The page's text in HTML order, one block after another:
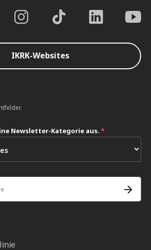
IKRK-Websites
Newsletter-Kategorie aus. *